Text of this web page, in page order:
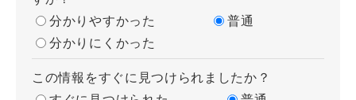
分かりやすかった
普通
分かりにくかった
この情報をすぐに見つけられましたか？